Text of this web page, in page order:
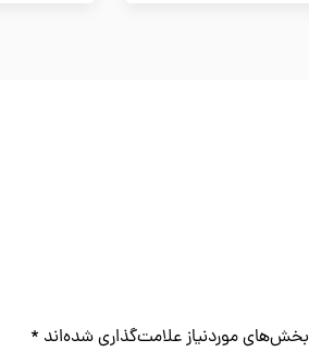
بخش‌های موردنیاز علامت‌گذاری شده‌اند *